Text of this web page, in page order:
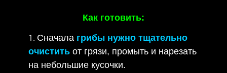
Как готовить:
Сначала грибы нужно тщательно
очистить от грязи, промыть и нарезать
на небольшие кусочки.